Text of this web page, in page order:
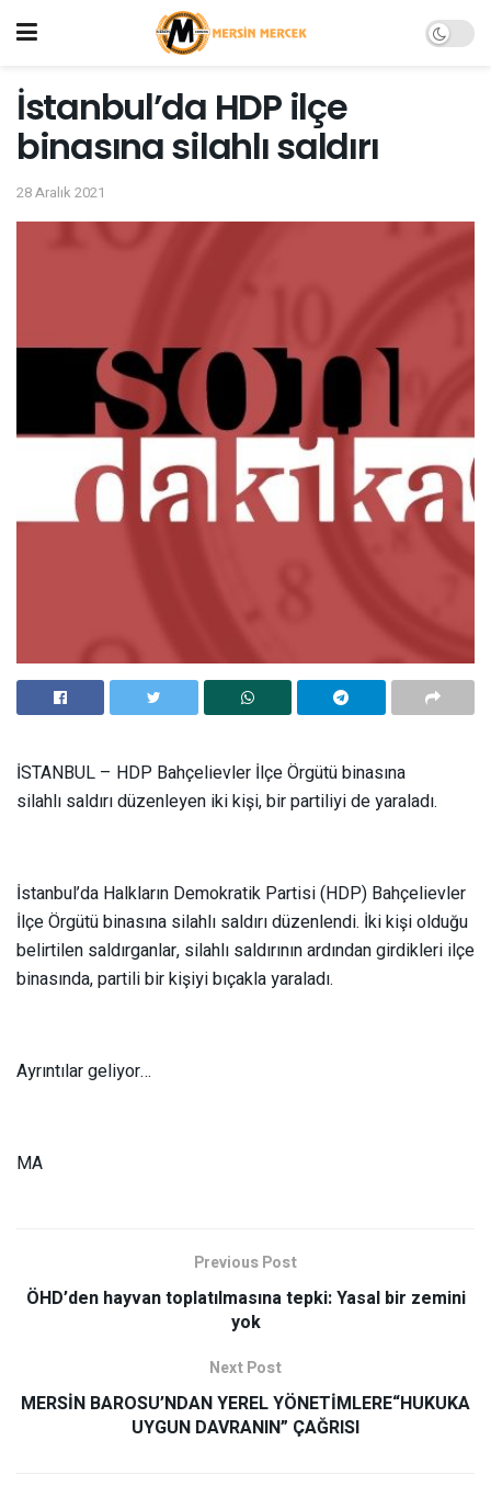
İstanbul’da HDP ilçe
binasına silahlı saldırı
28 Aralık 2021
İSTANBUL – HDP Bahçelievler İlçe Örgütü binasına
silahlı saldırı düzenleyen iki kişi, bir partiliyi de yaraladı.
İstanbul’da Halkların Demokratik Partisi (HDP) Bahçelievler
İlçe Örgütü binasına silahlı saldırı düzenlendi. İki kişi olduğu
belirtilen saldırganlar, silahlı saldırının ardından girdikleri ilçe
binasında, partili bir kişiyi bıçakla yaraladı.
Ayrıntılar geliyor…
MA
Previous Post
ÖHD’den hayvan toplatılmasına tepki: Yasal bir zemini
yok
Next Post
MERSİN BAROSU’NDAN YEREL YÖNETİMLERE“HUKUKA
UYGUN DAVRANIN” ÇAĞRISI